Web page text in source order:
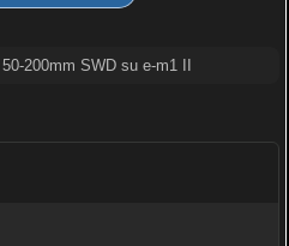
200mm SWD su e-m1 II